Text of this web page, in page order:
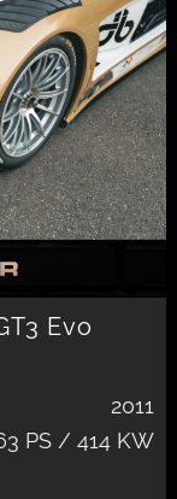
Evo
2011
PS / 414 KW